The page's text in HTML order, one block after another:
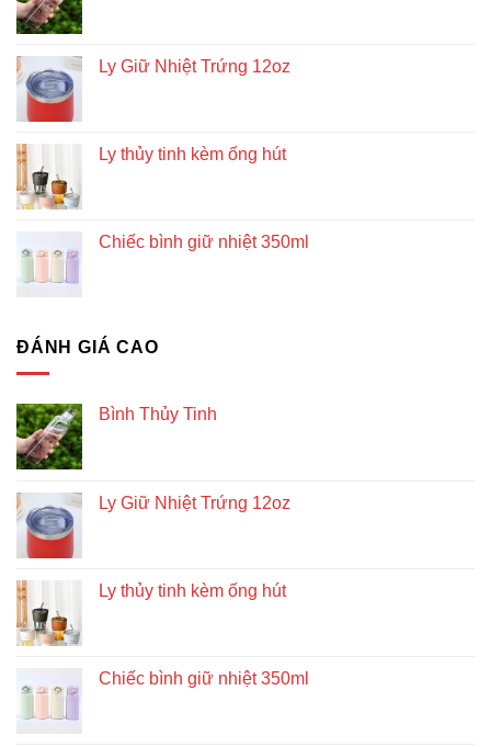
Ly Giữ Nhiệt Trứng 12oz
Ly thủy tinh kèm ống hút
Chiếc bình giữ nhiệt 350ml
ĐÁNH GIÁ CAO
Bình Thủy Tinh
Ly Giữ Nhiệt Trứng 12oz
Ly thủy tinh kèm ống hút
Chiếc bình giữ nhiệt 350ml